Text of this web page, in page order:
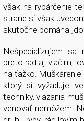
však na rybárčenie
strane si však
skutočne pomáha
Nešpecializujem sa
preto rád aj vláčim,
na ťažko.
ktorý si vyžaduje
techniky, viazania
venovať nemôžem.